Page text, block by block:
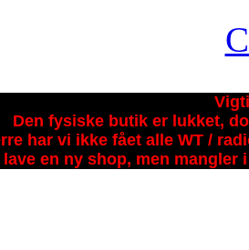
Den fysiske butik er lukket,
har vi ikke fået alle WT /
lave en ny shop, men mangler